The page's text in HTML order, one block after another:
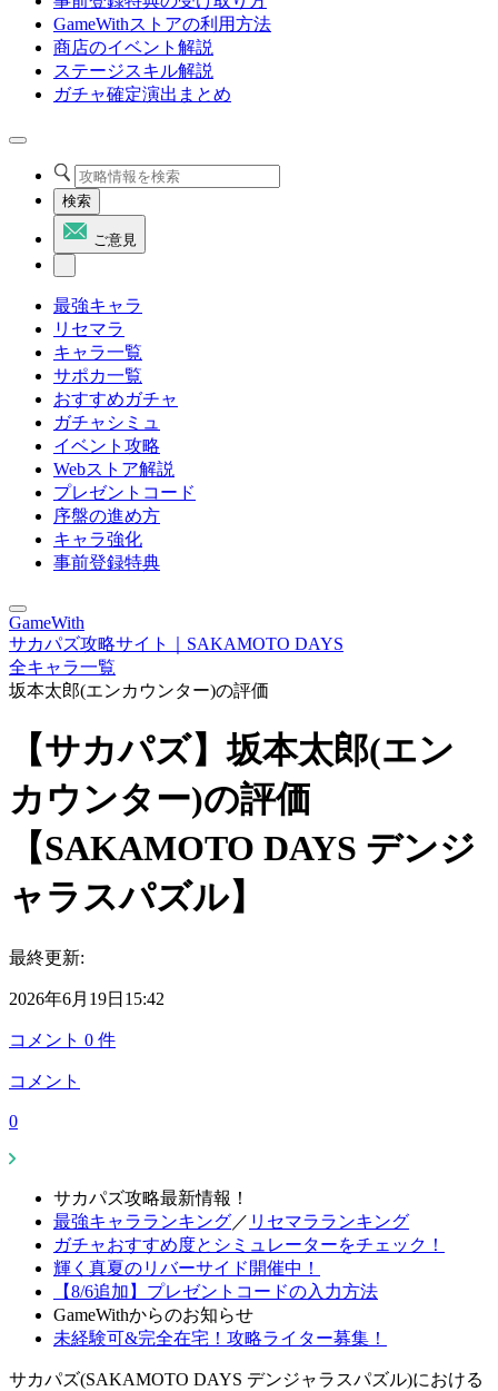
GameWithストアの利用方法
商店のイベント解説
ステージスキル解説
ガチャ確定演出まとめ
検索
ご意見
最強キャラ
リセマラ
キャラ一覧
サポカ一覧
おすすめガチャ
ガチャシミュ
イベント攻略
Webストア解説
プレゼントコード
序盤の進め方
キャラ強化
事前登録特典
GameWith
サカパズ攻略サイト｜SAKAMOTO DAYS
全キャラ一覧
坂本太郎(エンカウンター)の評価
【サカパズ】坂本太郎(エン
カウンター)の評価
【SAKAMOTO DAYS デンジ
ャラスパズル】
最終更新:
2026年6月19日15:42
コメント 0 件
コメント
0
サカパズ攻略最新情報！
最強キャラランキング／ リセマラランキング
ガチャおすすめ度とシミュレーターをチェック！
輝く真夏のリバーサイド開催中！
【8/6追加】プレゼントコードの入力方法
GameWithからのお知らせ
未経験可&完全在宅！攻略ライター募集！
サカパズ(SAKAMOTO DAYS デンジャラスパズル)における